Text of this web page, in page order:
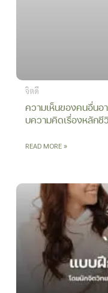
จิตดี
ความเห็นของคนอื่น
บความคิดเรื่องหลัก
READ MORE »